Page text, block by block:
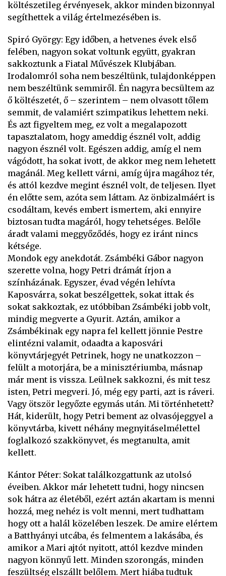
költészetileg érvényesek, akkor minden bizonnyal
segíthettek a világ értelmezésében is.
Spiró György: Egy időben, a hetvenes évek első
felében, nagyon sokat voltunk együtt, gyakran
sakkoztunk a Fiatal Művészek Klubjában.
Irodalomról soha nem beszéltünk, tulajdonképpen
nem beszéltünk semmiről. Én nagyra becsültem az
ő költészetét, ő – szerintem – nem olvasott tőlem
semmit, de valamiért szimpatikus lehettem neki.
És azt figyeltem meg, ez volt a megalapozott
tapasztalatom, hogy ameddig észnél volt, addig
nagyon észnél volt. Egészen addig, amíg el nem
vágódott, ha sokat ivott, de akkor meg nem lehetett
magánál. Meg kellett várni, amíg újra magához tér,
és attól kezdve megint észnél volt, de teljesen. Ilyet
én előtte sem, azóta sem láttam. Az önbizalmáért is
csodáltam, kevés embert ismertem, aki ennyire
biztosan tudta magáról, hogy tehetséges. Belőle
áradt valami meggyőződés, hogy ez iránt nincs
kétsége.
Mondok egy anekdotát. Zsámbéki Gábor nagyon
szerette volna, hogy Petri drámát írjon a
színházának. Egyszer, évad végén lehívta
Kaposvárra, sokat beszélgettek, sokat ittak és
sokat sakkoztak, ez utóbbiban Zsámbéki jobb volt,
mindig megverte a Gyurit. Aztán, amikor a
Zsámbékinak egy napra fel kellett jönnie Pestre
elintézni valamit, odaadta a kaposvári
könyvtárjegyét Petrinek, hogy ne unatkozzon –
felült a motorjára, be a minisztériumba, másnap
már ment is vissza. Leülnek sakkozni, és mit tesz
isten, Petri megveri. Jó, még egy parti, azt is ráveri.
Vagy ötször legyőzte egymás után. Mi történhetett?
Hát, kiderült, hogy Petri bement az olvasójeggyel a
könyvtárba, kivett néhány megnyitáselmélettel
foglalkozó szakkönyvet, és megtanulta, amit
kellett.
Kántor Péter: Sokat találkozgattunk az utolsó
éveiben. Akkor már lehetett tudni, hogy nincsen
sok hátra az életéből, ezért aztán akartam is menni
hozzá, meg nehéz is volt menni, mert tudhattam
hogy ott a halál közelében leszek. De amire elértem
a Batthyányi utcába, és felmentem a lakásába, és
amikor a Mari ajtót nyitott, attól kezdve minden
nagyon könnyű lett. Minden szorongás, minden
feszültség elszállt belőlem. Mert hiába tudtuk